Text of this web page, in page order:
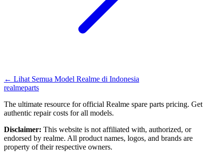
← Lihat Semua Model Realme di Indonesia
realmeparts
The ultimate resource for official Realme spare parts pricing. Get
authentic repair costs for all models.
Disclaimer: This website is not affiliated with, authorized, or
endorsed by realme. All product names, logos, and brands are
property of their respective owners.